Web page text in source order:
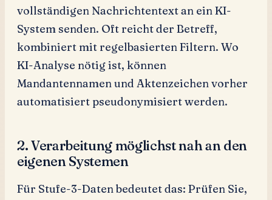
vollständigen Nachrichtentext an ein KI-
System senden. Oft reicht der Betreff,
kombiniert mit regelbasierten Filtern. Wo
KI-Analyse nötig ist, können
Mandantennamen und Aktenzeichen vorher
automatisiert pseudonymisiert werden.
2. Verarbeitung möglichst nah an den
eigenen Systemen
Für Stufe-3-Daten bedeutet das: Prüfen Sie,